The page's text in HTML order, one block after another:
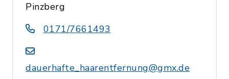
Pinzberg
0171/7661493
dauerhafte_haarentfernung@gmx.de